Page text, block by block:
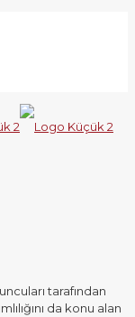
tarafından
da konu alan